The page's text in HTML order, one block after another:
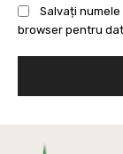
Salvați
browser pentru